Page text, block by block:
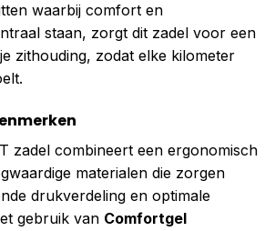
waarbij comfort en
staan, zorgt dit zadel voor een
zithouding, zodat elke kilometer
zadel combineert een ergonomisch
materialen die zorgen
drukverdeling en optimale
gebruik van Comfortgel